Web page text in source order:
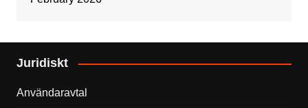
Juridiskt
Användaravtal